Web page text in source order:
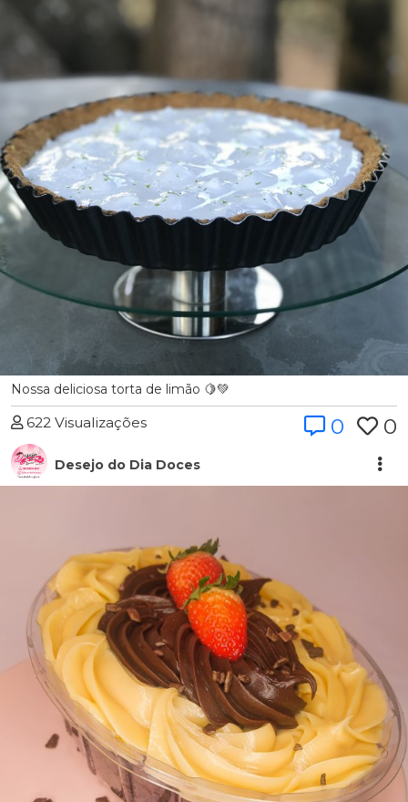
Nossa deliciosa torta de limão 🍋💚
622 Visualizações 0 0
Desejo do Dia Doces